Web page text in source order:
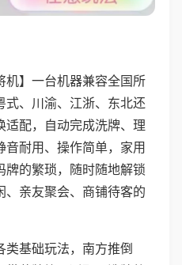
机】一台机器兼容全国所
式、川渝、江浙、东北还
适配，自动完成洗牌、理
音耐用、操作简单，家用
牌的繁琐，随时随地解锁
、亲友聚会、商铺待客的
类基础玩法，南方推倒